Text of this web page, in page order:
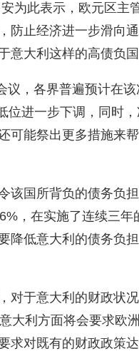
为此表示，欧元区主
防止经济进一步滑向
大利这样的高债负国
，各界普遍预计在
位进一步下调，同时
可能祭出更多措施来
该国所背负的债务负
，在实施了连续三年
降低意大利的债务负
对于意大利的财政状
大利方面将会要求欧
求对既有的财政政策